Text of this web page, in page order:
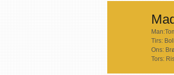
Tirs:
Ons:
Tors: